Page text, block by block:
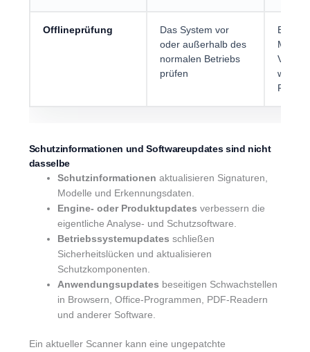
Offlineprüfung
Das System vor
oder außerhalb des
normalen Betriebs
prüfen
Bei
Schutzinformationen und Softwareupdates sind nicht
dasselbe
Schutzinformationen aktualisieren Signaturen,
Modelle und Erkennungsdaten.
Engine- oder Produktupdates verbessern die
eigentliche Analyse- und Schutzsoftware.
Betriebssystemupdates schließen
Sicherheitslücken und aktualisieren
Schutzkomponenten.
Anwendungsupdates beseitigen Schwachstellen
in Browsern, Office-Programmen, PDF-Readern
und anderer Software.
Ein aktueller Scanner kann eine ungepatchte